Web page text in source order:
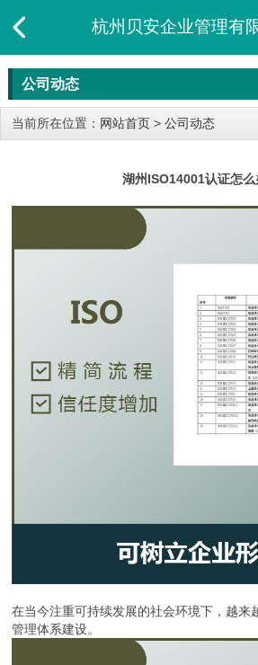
杭州贝安企业管理有
公司动态
当前所在位置： 网站首页 > 公司动态
湖州ISO14001认证怎么
在当今注重可持续发展的社会环境下，越来
管理体系建设。